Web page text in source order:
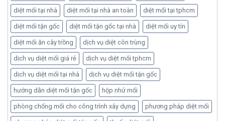
diệt mối tại nhà diệt mối tại nhà an toàn diệt mối tại tphcm
diệt mối tận gốc diệt mối tận gốc tại nhà diệt mối uy tín
diệt mối ăn cây trồng dịch vụ diệt côn trùng
dịch vụ diệt mối giá rẻ dịch vụ diệt mối tphcm
dịch vụ diệt mối tại nhà dịch vụ diệt mối tận gốc
hướng dẫn diệt mối tận gốc hộp nhử mối
phòng chống mối cho công trình xây dựng phương pháp diệt mối